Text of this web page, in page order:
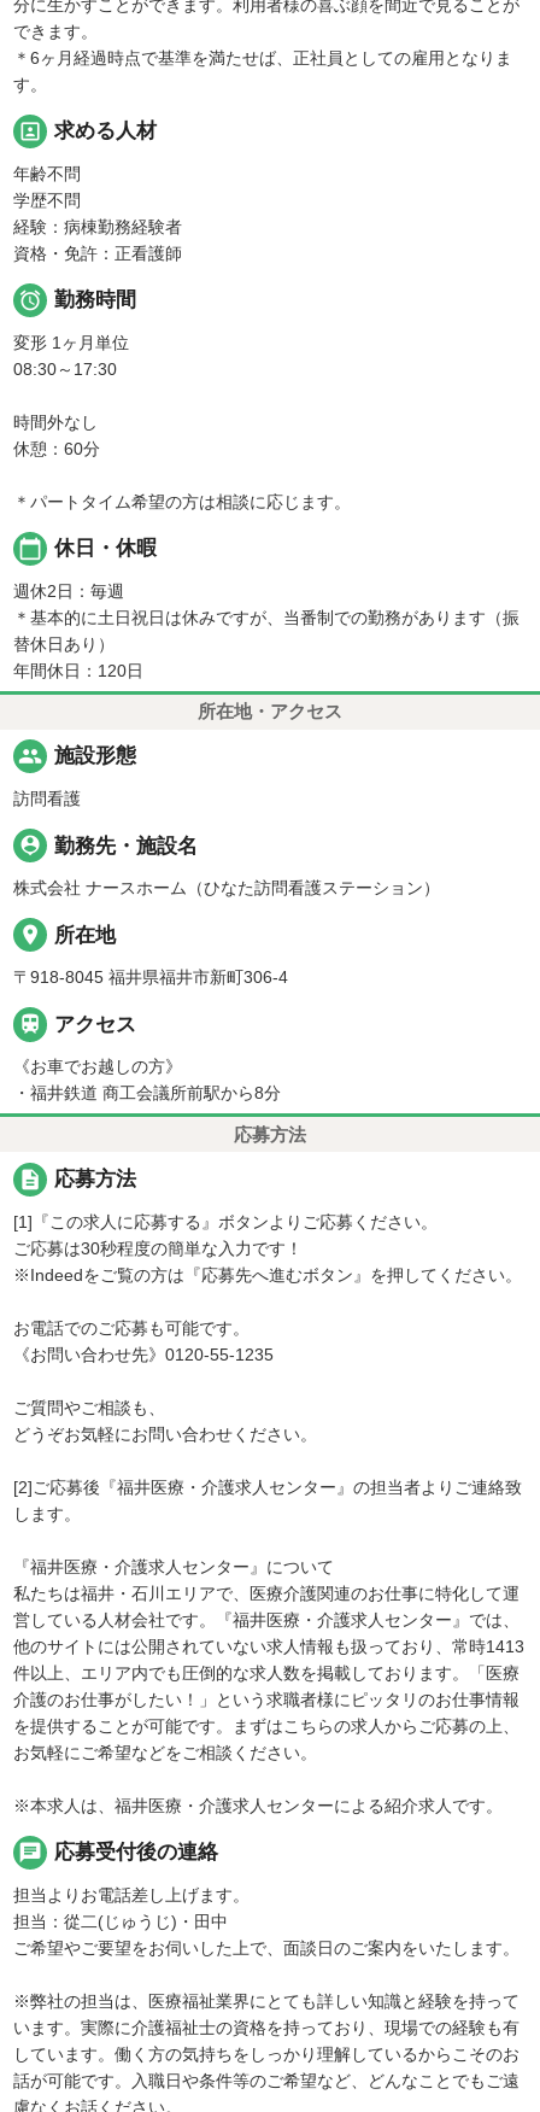
分に生かすことができます。利用者様の喜ぶ顔を間近で見ることが
できます。
＊6ヶ月経過時点で基準を満たせば、正社員としての雇用となりま
す。
portrait 求める人材
年齢不問
学歴不問
経験：病棟勤務経験者
資格・免許：正看護師
 勤務時間
変形 1ヶ月単位
08:30～17:30
時間外なし
休憩：60分
＊パートタイム希望の方は相談に応じます。
calendar_today 休日・休暇
週休2日：毎週
＊基本的に土日祝日は休みですが、当番制での勤務があります（振
替休日あり）
年間休日：120日
所在地・アクセス
people 施設形態
訪問看護
person_pin 勤務先・施設名
株式会社 ナースホーム（ひなた訪問看護ステーション）
place 所在地
〒918-8045 福井県福井市新町306-4
 アクセス
《お車でお越しの方》
・福井鉄道 商工会議所前駅から8分
応募方法
description 応募方法
[1]『この求人に応募する』ボタンよりご応募ください。
ご応募は30秒程度の簡単な入力です！
※Indeedをご覧の方は『応募先へ進むボタン』を押してください。
お電話でのご応募も可能です。
《お問い合わせ先》0120-55-1235
ご質問やご相談も、
どうぞお気軽にお問い合わせください。
[2]ご応募後『福井医療・介護求人センター』の担当者よりご連絡致
します。
『福井医療・介護求人センター』について
私たちは福井・石川エリアで、医療介護関連のお仕事に特化して運
営している人材会社です。『福井医療・介護求人センター』では、
他のサイトには公開されていない求人情報も扱っており、常時1413
件以上、エリア内でも圧倒的な求人数を掲載しております。「医療
介護のお仕事がしたい！」という求職者様にピッタリのお仕事情報
を提供することが可能です。まずはこちらの求人からご応募の上、
お気軽にご希望などをご相談ください。
※本求人は、福井医療・介護求人センターによる紹介求人です。
chat 応募受付後の連絡
担当よりお電話差し上げます。
担当：從二(じゅうじ)・田中
ご希望やご要望をお伺いした上で、面談日のご案内をいたします。
※弊社の担当は、医療福祉業界にとても詳しい知識と経験を持って
います。実際に介護福祉士の資格を持っており、現場での経験も有
しています。働く方の気持ちをしっかり理解しているからこそのお
話が可能です。入職日や条件等のご希望など、どんなことでもご遠
慮なくお話ください。